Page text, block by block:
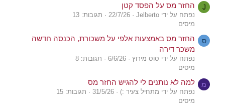
J החזר מס על הפסד קטן
נפתח על ידי Jelberto 22/7/26
תגובות: 13
מיסים
ס
החזר מס באמצעות אלפי על משכורת, הכנסה חדשה
משכר דירה
נפתח על ידי סוס מירוץ 6/6/26
תגובות: 8
מיסים
מ למה לא נותנים לי להגיש החזר מס
נפתח על ידי מתחיל צעיר :) 31/5/26
תגובות: 15
מיסים